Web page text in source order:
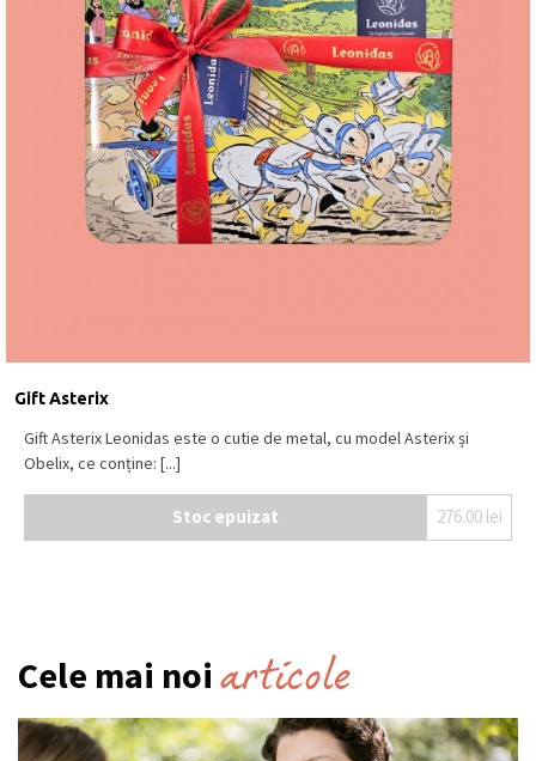
Gift Asterix
Gift Asterix Leonidas este o cutie de metal, cu model Asterix și
Obelix, ce conține: [...]
Stoc epuizat 276.00 lei
Cele mai noi articole